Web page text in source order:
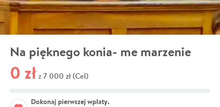
Na pięknego konia- me marzenie
0 zł z 7 000 zł (Cel)
Dokonaj pierwszej wpłaty.